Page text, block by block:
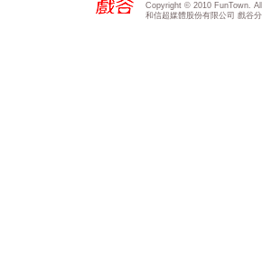
Copyright © 2010 FunTown.
和信超媒體股份有限公司 戲谷